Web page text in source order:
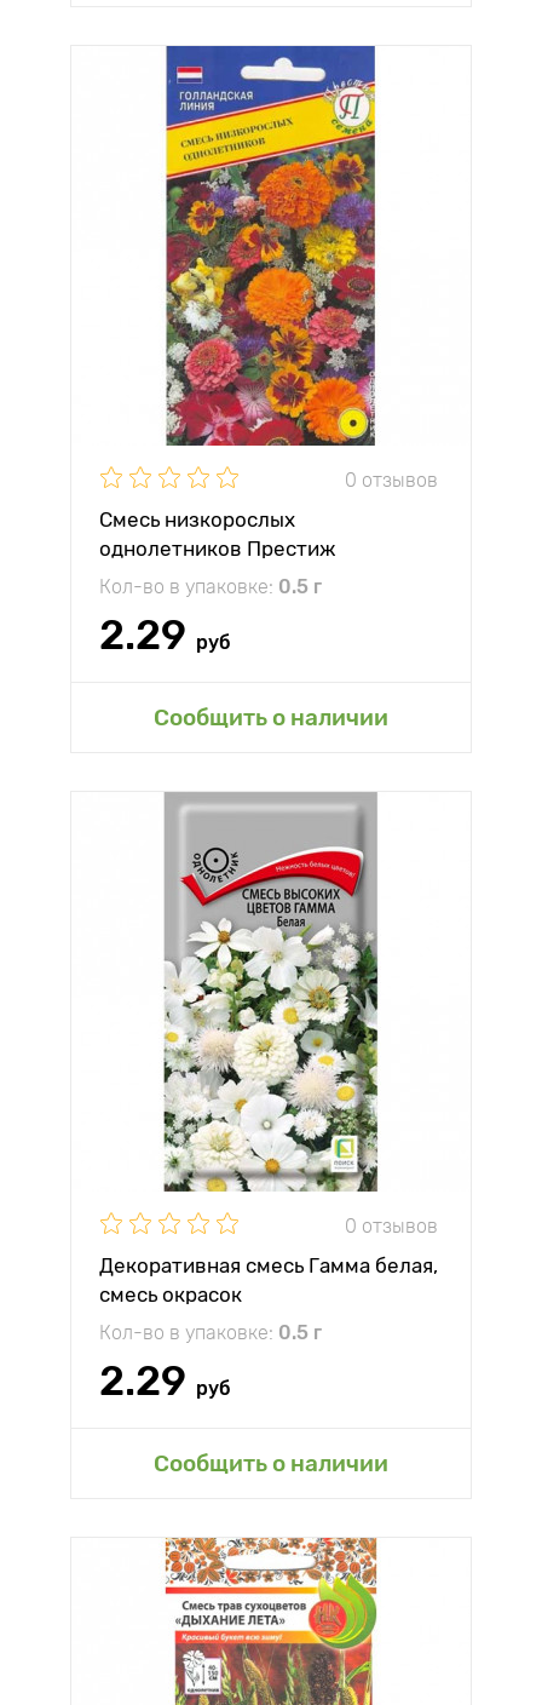
0 отзывов
Смесь низкорослых
однолетников Престиж
Кол-во в упаковке: 0.5 г
2.29 руб
Сообщить о наличии
0 отзывов
Декоративная смесь Гамма белая,
смесь окрасок
Кол-во в упаковке: 0.5 г
2.29 руб
Сообщить о наличии